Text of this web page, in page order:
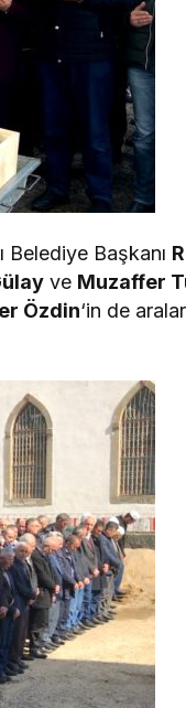
Belediye Başkanı
ve Muzaffer
Özdin‘in de